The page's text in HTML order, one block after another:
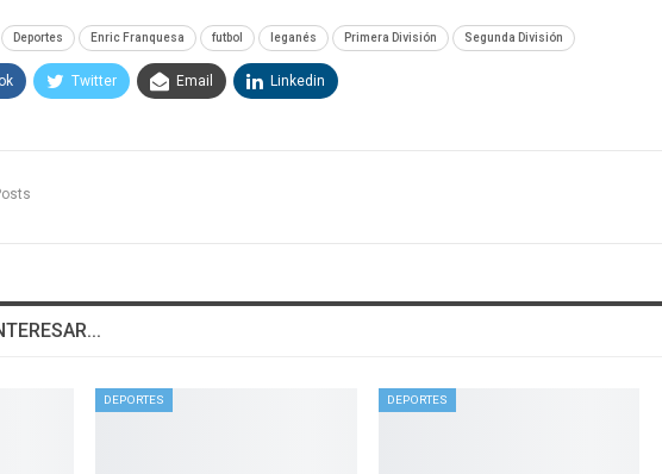
Deportes Enric Franquesa futbol leganés Primera División Segunda División
Twitter Email Linkedin
DEPORTES DEPORTES